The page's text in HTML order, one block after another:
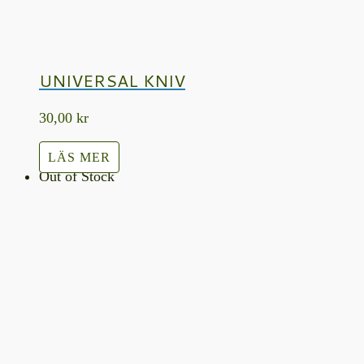
UNIVERSAL KNIV
30,00 kr
LÄS MER
Out of Stock